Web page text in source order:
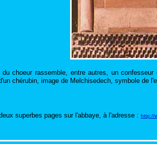
du choeur rassemble, entre autres, un
chérubin, image de Melchisedech, symbole de
superbes pages sur l'abbaye, à l'adresse : http://